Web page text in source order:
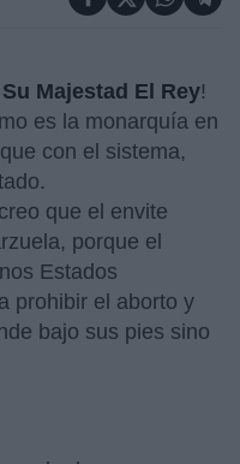
Su Majestad El Rey!
es la monarquía en
con el sistema,
que el envite
porque el
Estados
prohibir el aborto y
bajo sus pies sino